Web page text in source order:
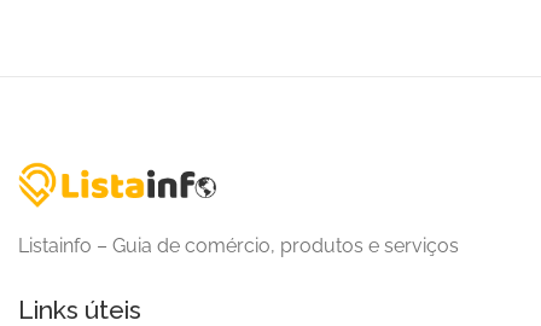
Listainfo – Guia de comércio, produtos e serviços
Links úteis